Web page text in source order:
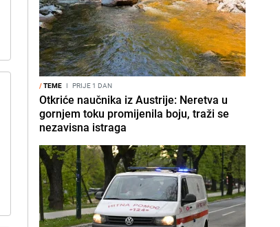
/TEME I PRIJE 1 DAN
Otkriće naučnika iz Austrije: Neretva u
gornjem toku promijenila boju, traži se
nezavisna istraga